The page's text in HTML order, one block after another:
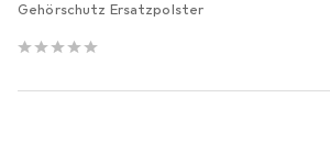
Gehörschutz Ersatzpolster